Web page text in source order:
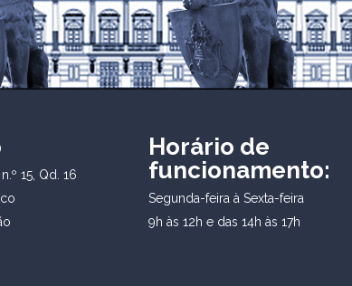
15, Qd. 16
Horário de
funcionamento:
Segunda-feira à Sexta-feira
9h às 12h e das 14h às 17h